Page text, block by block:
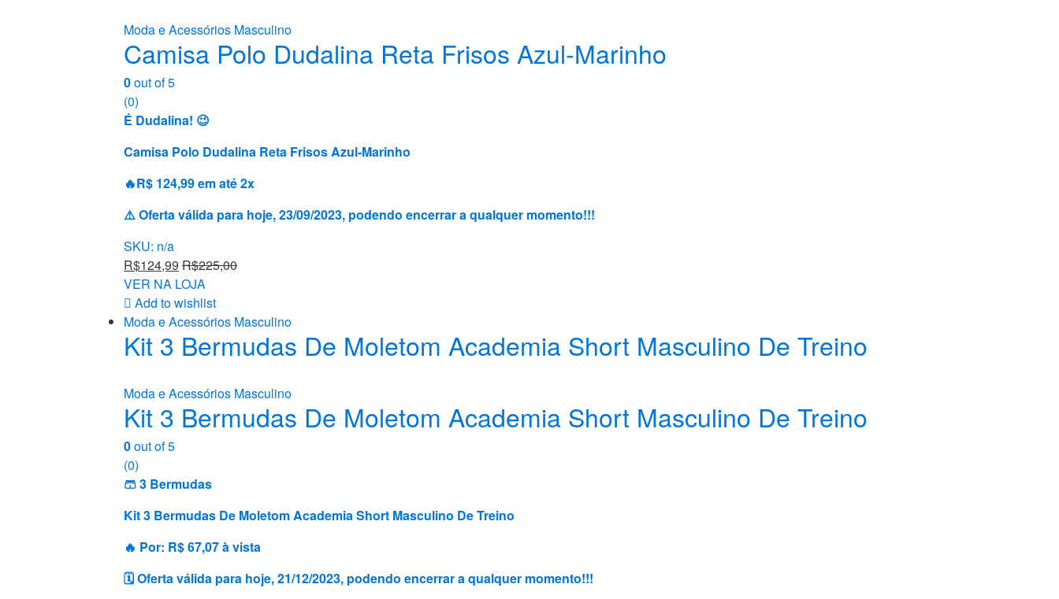
Moda e Acessórios Masculino
Camisa Polo Dudalina Reta Frisos Azul-Marinho
0out of 5
(0)
É Dudalina! 😉
Camisa Polo Dudalina Reta Frisos Azul-Marinho
🔥R$ 124,99 em até 2x
⚠️ Oferta válida para hoje, 23/09/2023, podendo encerrar a qualquer momento!!!
SKU: n/a
R$124,99 R$225,00
VER NA LOJA
Add to wishlist
Moda e Acessórios Masculino
Kit 3 Bermudas De Moletom Academia Short Masculino De Treino
Moda e Acessórios Masculino
Kit 3 Bermudas De Moletom Academia Short Masculino De Treino
0out of 5
(0)
🩳 3 Bermudas
Kit 3 Bermudas De Moletom Academia Short Masculino De Treino
🔥 Por: R$ 67,07 à vista
🗓 Oferta válida para hoje, 21/12/2023, podendo encerrar a qualquer momento!!!